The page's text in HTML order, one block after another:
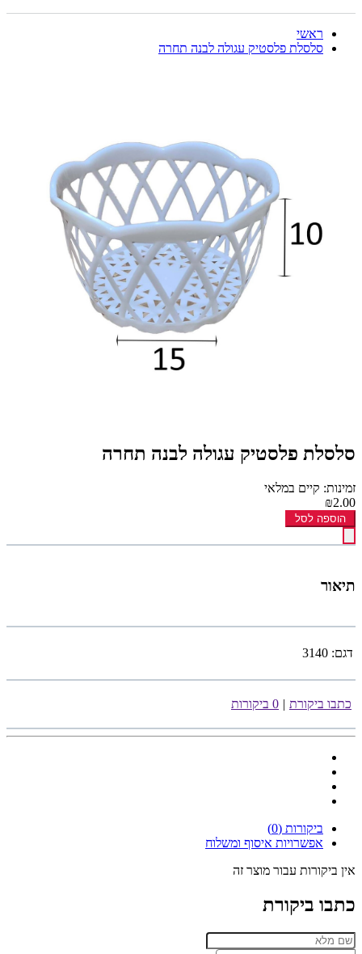
ראשי
סלסלת פלסטיק עגולה לבנה תחרה
סלסלת פלסטיק עגולה לבנה תחרה
זמינות: קיים במלאי
₪2.00
הוספה לסל
תיאור
דגם: 3140
כתבו ביקורת | 0 ביקורות
ביקורות (0)
אפשרויות איסוף ומשלוח
אין ביקורות עבור מוצר זה
כתבו ביקורת